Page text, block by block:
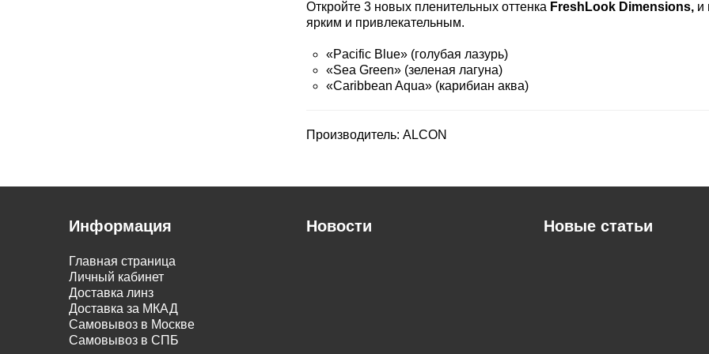
Откройте 3 новых пленительных оттенка FreshLook Dimensions, и
ярким и привлекательным.
«Pacific Blue» (голубая лазурь)
«Sea Green» (зеленая лагуна)
«Caribbean Aqua» (карибиан аква)
Производитель:ALCON
Информация
Главная страница
Личный кабинет
Доставка линз
Доставка за МКАД
Самовывоз в Москве
Самовывоз в СПБ
Новости Новые статьи